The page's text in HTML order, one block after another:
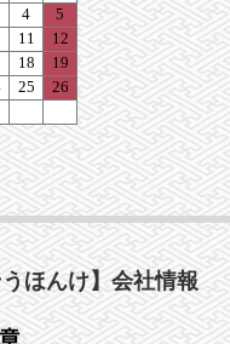
ほんけ】会社情報